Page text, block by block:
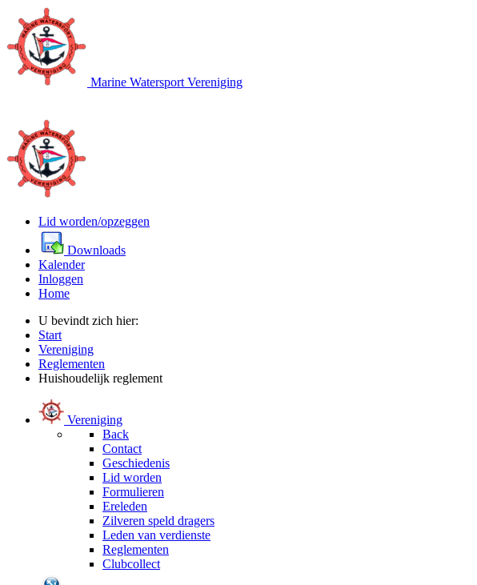
Marine Watersport Vereniging
Lid worden/opzeggen
Downloads
Kalender
Inloggen
Home
U bevindt zich hier:
Start
Vereniging
Reglementen
Huishoudelijk reglement
Vereniging
Back
Contact
Geschiedenis
Lid worden
Formulieren
Ereleden
Zilveren speld dragers
Leden van verdienste
Reglementen
Clubcollect